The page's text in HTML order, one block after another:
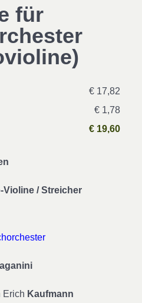
für
€ 17,82
€ 1,78
€ 19,60
Violine / Streicher
Erich Kaufmann